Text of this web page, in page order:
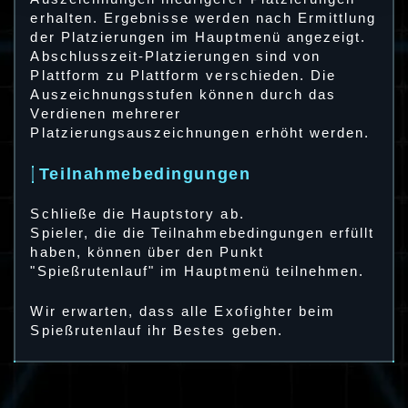
erhalten. Ergebnisse werden nach Ermittlung
der Platzierungen im Hauptmenü angezeigt.
Abschlusszeit-Platzierungen sind von
Plattform zu Plattform verschieden. Die
Auszeichnungsstufen können durch das
Verdienen mehrerer
Platzierungsauszeichnungen erhöht werden.
Teilnahmebedingungen
Schließe die Hauptstory ab.
Spieler, die die Teilnahmebedingungen erfüllt
haben, können über den Punkt
"Spießrutenlauf" im Hauptmenü teilnehmen.
Wir erwarten, dass alle Exofighter beim
Spießrutenlauf ihr Bestes geben.